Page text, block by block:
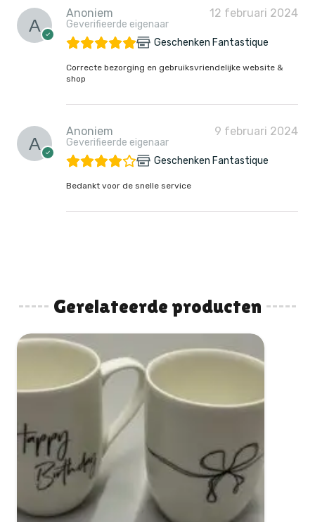
Anoniem
Geverifieerde eigenaar
12 februari 2024
Geschenken Fantastique
Correcte bezorging en gebruiksvriendelijke website &
shop
Anoniem
Geverifieerde eigenaar
9 februari 2024
Geschenken Fantastique
Bedankt voor de snelle service
Gerelateerde producten